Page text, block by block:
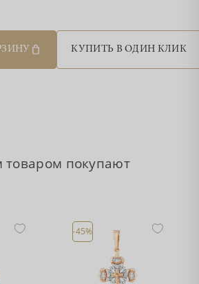
КУПИТЬ В ОДИН КЛИК
товаром покупают
-45%